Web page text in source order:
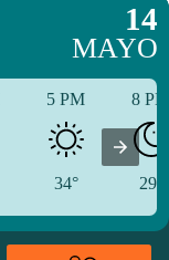
14
MAYO
5 PM
34°
8
29°